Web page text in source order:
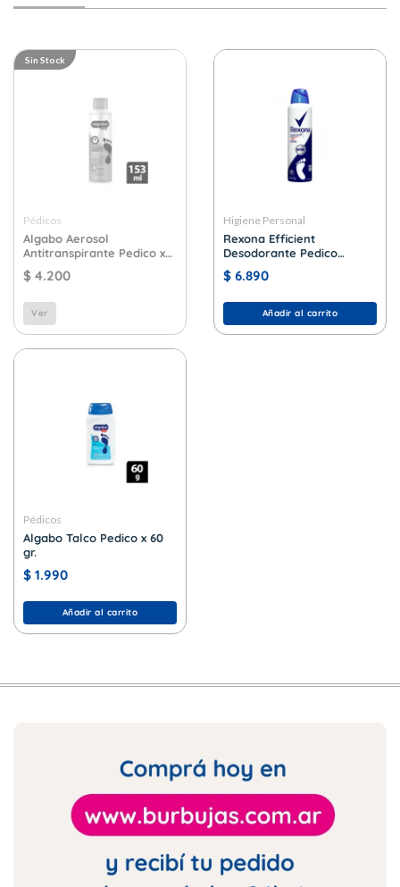
Sin Stock
Pédicos
Algabo Aerosol
Antitranspirante Pedico x
153 ml.
$ 4.200
Ver
Higiene Personal
Rexona Efficient
Desodorante Pedico
Clasico x 153 ml.
$ 6.890
Añadir al carrito
Pédicos
Algabo Talco Pedico x 60
gr.
$ 1.990
Añadir al carrito